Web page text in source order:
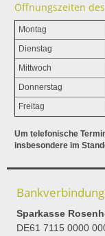
Öffnungszeiten
Montag
Dienstag
Mittwoch
Donnerstag
Freitag
Um telefonische
insbesondere im
Sparkasse
DE61 7115 0000